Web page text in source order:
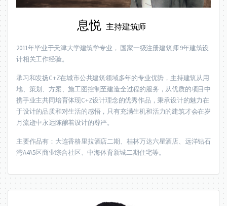
息悦 主持建筑师
2011年毕业于天津大学建筑学专业， 国家一级注册建筑师 9年建筑设
计相关工作经验。
承习和发扬C+Z在城市公共建筑领域多年的专业优势，主持建筑从用
地、策划、方案、施工图控制至建造全过程的服务，从优质的项目中
携手业主共同培育体现C+Z设计理念的优秀作品，秉承设计的魅力在
于设计的品质和对生活的感悟，只有充满生机和活力的建筑才会在岁
月流逝中永远陈酿着设计的尊严。
主要作品有：大连香格里拉酒店二期、桂林万达六星酒店、远洋钻石
湾A4A5区商业综合社区、中海体育新城二期住宅等。